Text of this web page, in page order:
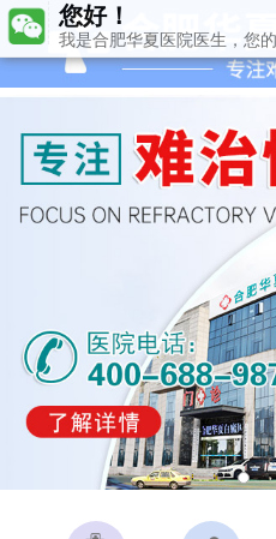
您好！
我是合肥华夏医院医生，您